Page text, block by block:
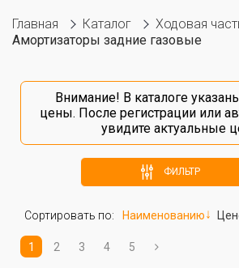
Главная Каталог
Ходовая
Амортизаторы задние газовые
Внимание! В каталоге
цены. После регистрацииили
увидите актуальные
ФИЛЬТР
Сортировать по: Наименованию
1 2 3 4 5